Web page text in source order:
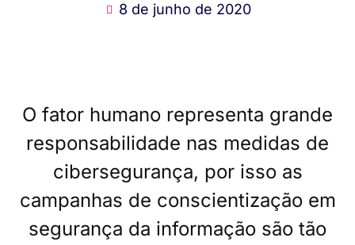
8 de junho de 2020
O fator humano representa grande
responsabilidade nas medidas de
cibersegurança, por isso as
campanhas de conscientização em
segurança da informação são tão